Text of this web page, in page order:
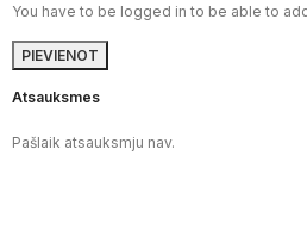
Atsauksmes
Pašlaik atsauksmju nav.
You have to be logged in to be able to